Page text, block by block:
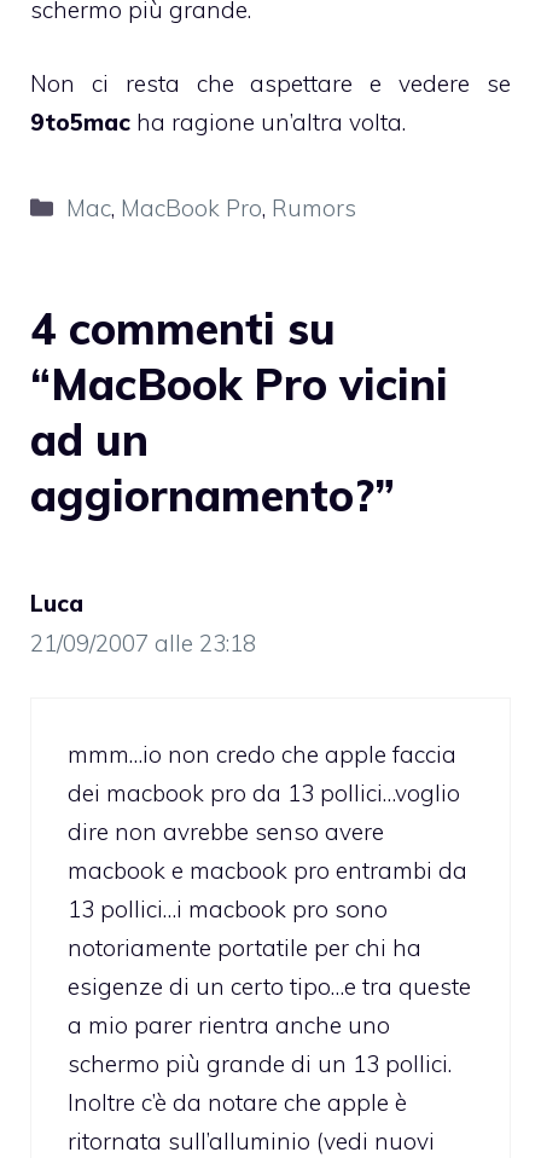
schermo più grande.
Non ci resta che aspettare e vedere se
9to5mac ha ragione un’altra volta.
Categorie
Mac, MacBook Pro, Rumors
4 commenti su
“MacBook Pro vicini
ad un
aggiornamento?”
Luca
21/09/2007 alle 23:18
mmm…io non credo che apple faccia
dei macbook pro da 13 pollici…voglio
dire non avrebbe senso avere
macbook e macbook pro entrambi da
13 pollici…i macbook pro sono
notoriamente portatile per chi ha
esigenze di un certo tipo…e tra queste
a mio parer rientra anche uno
schermo più grande di un 13 pollici.
Inoltre c’è da notare che apple è
ritornata sull’alluminio (vedi nuovi